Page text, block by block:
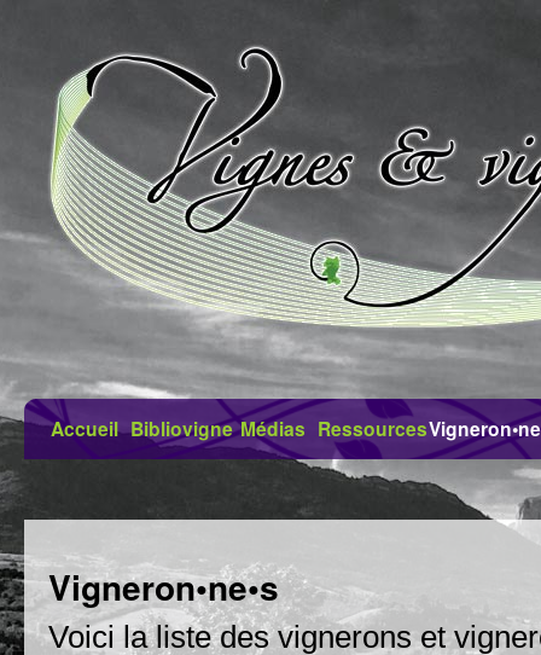
Accueil Bibliovigne Médias Ressources
Vigneron•ne•s
Voici la liste des vignerons et